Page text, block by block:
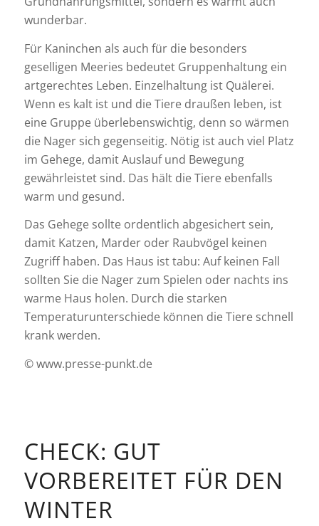
wunderbar.
Für Kaninchen als auch für die besonders
geselligen Meeries bedeutet Gruppenhaltung ein
artgerechtes Leben. Einzelhaltung ist Quälerei.
Wenn es kalt ist und die Tiere draußen leben, ist
eine Gruppe überlebenswichtig, denn so wärmen
die Nager sich gegenseitig. Nötig ist auch viel Platz
im Gehege, damit Auslauf und Bewegung
gewährleistet sind. Das hält die Tiere ebenfalls
warm und gesund.
Das Gehege sollte ordentlich abgesichert sein,
damit Katzen, Marder oder Raubvögel keinen
Zugriff haben. Das Haus ist tabu: Auf keinen Fall
sollten Sie die Nager zum Spielen oder nachts ins
warme Haus holen. Durch die starken
Temperaturunterschiede können die Tiere schnell
krank werden.
© www.presse-punkt.de
CHECK: GUT
VORBEREITET FÜR DEN
WINTER